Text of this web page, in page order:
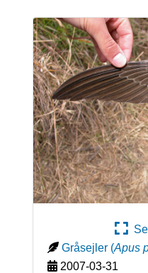
Se
Gråsejler (Apus
2007-03-31